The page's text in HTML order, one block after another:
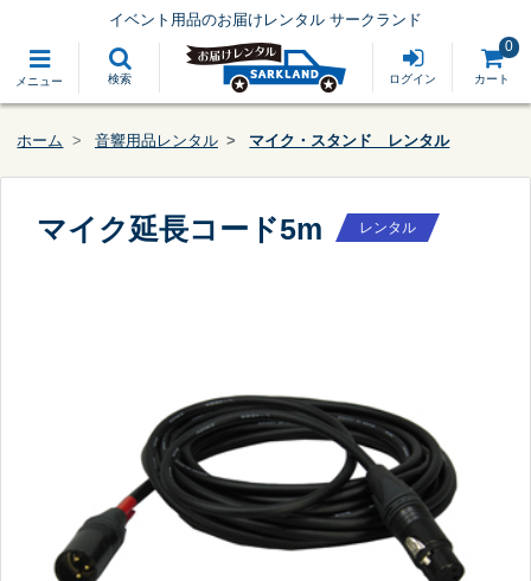
メニュー 検索
イベント用品のお届けレンタル サークランド
ログイン カート
0
ホーム 音響用品レンタル マイク・スタンド レンタル
マイク延長コード5m レンタル